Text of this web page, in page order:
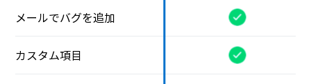
メールでバグを追加
カスタム項目